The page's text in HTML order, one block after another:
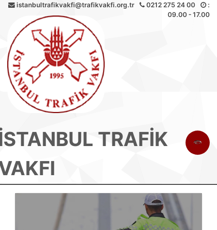
istanbultrafikvakfi@trafikvakfi.org.tr 0212 275 24 00
:
09.00 - 17.00
TRAFİK